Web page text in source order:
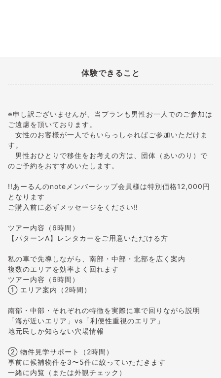
体験できること
※申し訳ございませんが、当プランも男性お一人でのご参加は
ご遠慮を頂いております。
女性のお客様が一人でもいらっしゃればご参加いただけま
す。
男性おひとりで移住をお考えの方は、団体（あいのり）で
のご予約をおすすめいたします。
!!あーるんのnoteメンバーシップ会員様は特別価格12,000円
となります
ご購入前に必ずメッセージをください‼
ツアー内容（6時間）
【パターンA】レンタカーをご用意いただける方
私の車で先導しながら、南部・中部・北部を広く案内
複数のエリアを効率よく回れます
ツアー内容（6時間）
① エリア案内（2時間）
南部・中部・それぞれの特徴を実際に車で回りながら説明
「海が近いエリア」vs「利便性重視のエリア」
地元民しか知らない穴場情報
② 物件見学サポート（2時間）
事前に候補物件を3〜5件に絞っていただきます
一緒に内覧（または外観チェック）